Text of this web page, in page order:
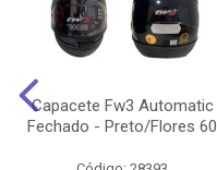
Capacete Fw3 Automatic
Fechado - Preto/Flores 60